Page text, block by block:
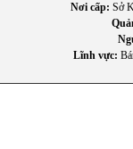
Nơi cấp: Sở
Lĩnh vực: